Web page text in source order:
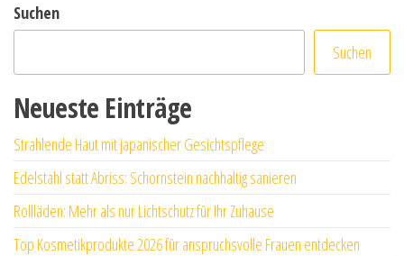
Suchen
Suchen
Neueste Einträge
Strahlende Haut mit japanischer Gesichtspflege
Edelstahl statt Abriss: Schornstein nachhaltig sanieren
Rollläden: Mehr als nur Lichtschutz für Ihr Zuhause
Top Kosmetikprodukte 2026 für anspruchsvolle Frauen entdecken